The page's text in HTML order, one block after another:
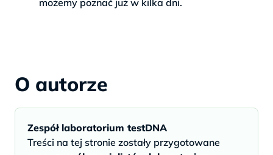
możemy poznać już w kilka dni.
O autorze
Zespół laboratorium testDNA
Treści na tej stronie zostały przygotowane